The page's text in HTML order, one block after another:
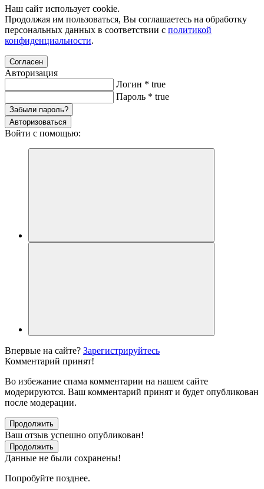
Наш сайт использует cookie.
Продолжая им пользоваться, Вы соглашаетесь на обработку
персональных данных в соответствии с политикой
конфиденциальности.
Согласен
Авторизация
Логин * true
Пароль * true
Забыли пароль?
Авторизоваться
Войти с помощью:
Впервые на сайте? Зарегистрируйтесь
Комментарий принят!
Во избежание спама комментарии на нашем сайте
модерируются. Ваш комментарий принят и будет опубликован
после модерации.
Продолжить
Ваш отзыв успешно опубликован!
Продолжить
Данные не были сохранены!
Попробуйте позднее.